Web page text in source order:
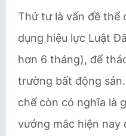
Thứ tư là vấn đề thể
dụng hiệu lực Luật
hơn 6 tháng), để
trường bất động
chế còn có nghĩa là
vướng mắc hiện nay